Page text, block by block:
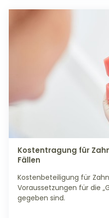
Kostentragung für
Fällen
Kostenbeteiligung für
Voraussetzungen für die
gegeben sind.